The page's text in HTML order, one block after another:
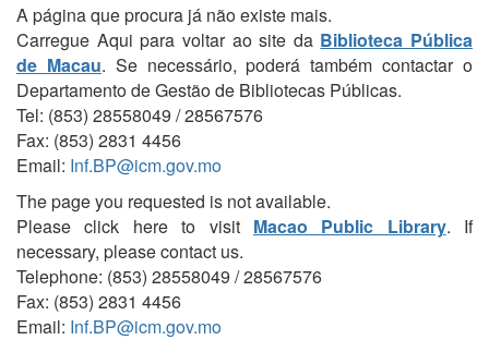
A página que procura já não existe mais.
Carregue Aqui para voltar ao site da Biblioteca Pública
de Macau. Se necessário, poderá também contactar o
Departamento de Gestão de Bibliotecas Públicas.
Tel: (853) 28558049 / 28567576
Fax: (853) 2831 4456
Email: Inf.BP@icm.gov.mo
The page you requested is not available.
Please click here to visit Macao Public Library. If
necessary, please contact us.
Telephone: (853) 28558049 / 28567576
Fax: (853) 2831 4456
Email: Inf.BP@icm.gov.mo